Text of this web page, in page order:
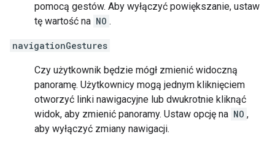
pomocą gestów. Aby wyłączyć powiększanie, ustaw
tę wartość na NO .
navigationGestures
Czy użytkownik będzie mógł zmienić widoczną
panoramę. Użytkownicy mogą jednym kliknięciem
otworzyć linki nawigacyjne lub dwukrotnie kliknąć
widok, aby zmienić panoramy. Ustaw opcję na NO ,
aby wyłączyć zmiany nawigacji.